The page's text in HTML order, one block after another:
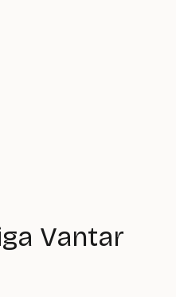
Vantar